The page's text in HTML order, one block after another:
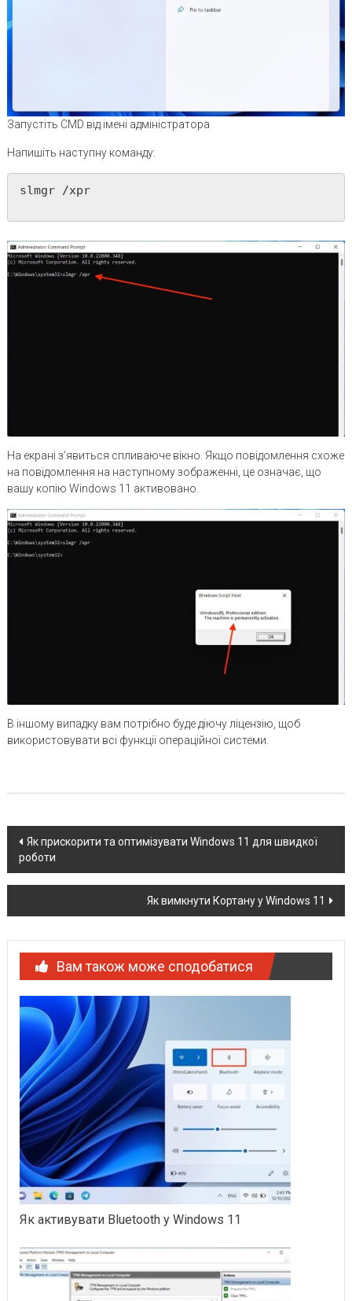
Запустіть CMD від імені адміністратора
Напишіть наступну команду:
slmgr /xpr
На екрані з’явиться спливаюче вікно. Якщо повідомлення схоже
на повідомлення на наступному зображенні, це означає, що
вашу копію Windows 11 активовано.
В іншому випадку вам потрібно буде діючу ліцензію, щоб
використовувати всі функції операційної системи.
Post
navigation
Як прискорити та оптимізувати Windows 11 для швидкої
роботи
Як вимкнути Кортану у Windows 11
Вам також може сподобатися
Як активувати Bluetooth у Windows 11